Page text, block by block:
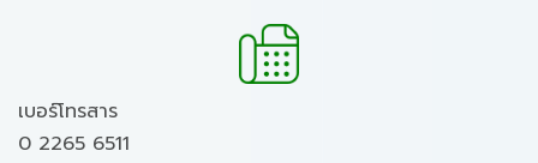
เบอร์โทรสาร
0 2265 6511